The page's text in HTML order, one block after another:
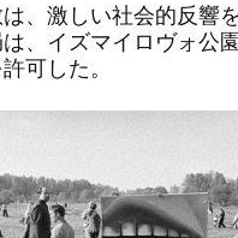
、激しい社会的反響
、イズマイロヴォ公
可した。